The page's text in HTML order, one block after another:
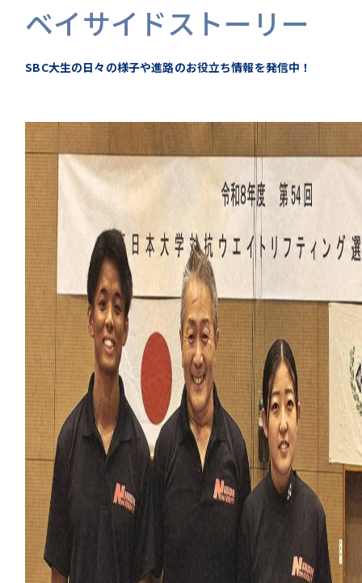
ベイサイドストーリー
SBC大生の日々の様子や進路のお役立ち情報を発信中！